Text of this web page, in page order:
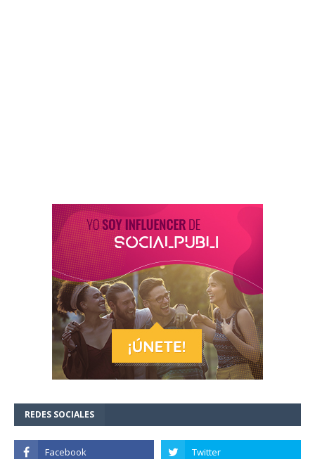
REDES SOCIALES